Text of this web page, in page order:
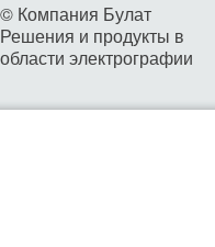
© Компания Булат
Решения и продукты в
области электрографии